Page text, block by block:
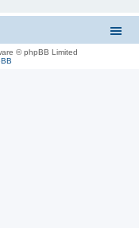
© phpBB Limited